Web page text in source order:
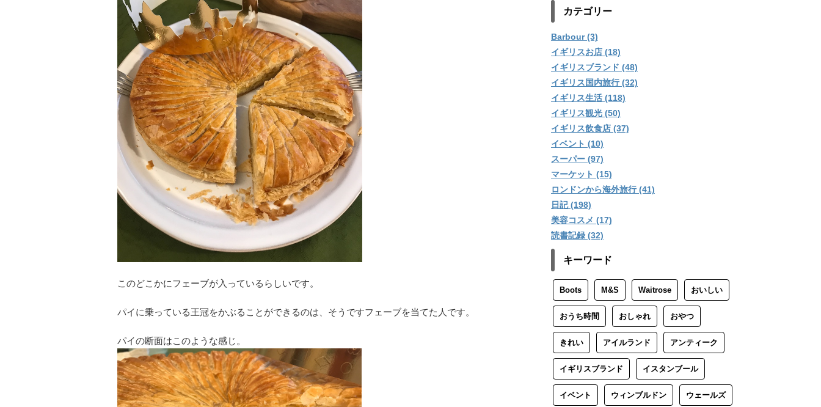
このどこかにフェーブが入っているらしいです。
パイに乗っている王冠をかぶることができるのは、そうですフェーブを当てた人です。
パイの断面はこのような感じ。
カテゴリー
Barbour (3)
イギリスお店 (18)
イギリスブランド (48)
イギリス国内旅行 (32)
イギリス生活 (118)
イギリス観光 (50)
イギリス飲食店 (37)
イベント (10)
スーパー (97)
マーケット (15)
ロンドンから海外旅行 (41)
日記 (198)
美容コスメ (17)
読書記録 (32)
キーワード
Boots M&S Waitrose おいしい
おうち時間 おしゃれ おやつ
きれい アイルランド アンティーク
イギリスブランド イスタンブール
イベント ウィンブルドン ウェールズ